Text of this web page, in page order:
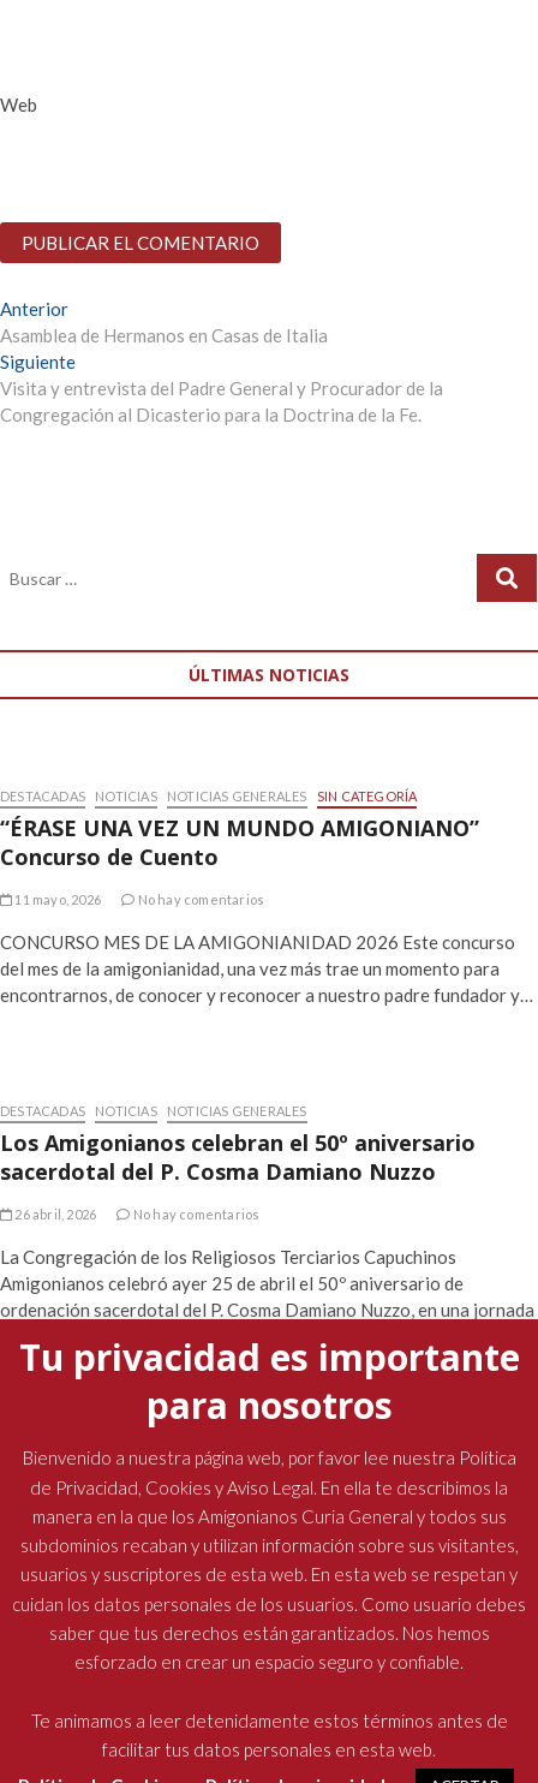
Web
Anterior
Asamblea de Hermanos en Casas de Italia
Siguiente
Visita y entrevista del Padre General y Procurador de la
Congregación al Dicasterio para la Doctrina de la Fe.
ÚLTIMAS NOTICIAS
DESTACADAS NOTICIAS NOTICIAS GENERALES SIN CATEGORÍA
“ÉRASE UNA VEZ UN MUNDO AMIGONIANO”
Concurso de Cuento
11 mayo, 2026 No hay comentarios
CONCURSO MES DE LA AMIGONIANIDAD 2026 Este concurso
del mes de la amigonianidad, una vez más trae un momento para
encontrarnos, de conocer y reconocer a nuestro padre fundador y…
DESTACADAS NOTICIAS NOTICIAS GENERALES
Los Amigonianos celebran el 50º aniversario
sacerdotal del P. Cosma Damiano Nuzzo
26 abril, 2026 No hay comentarios
La Congregación de los Religiosos Terciarios Capuchinos
Amigonianos celebró ayer 25 de abril el 50º aniversario de
ordenación sacerdotal del P. Cosma Damiano Nuzzo, en una jornada
La presencia del padre general marcó la Semana Santa
en las comunidades amigonianas
19 abril, 2026 No hay comentarios
Tu privacidad es importante
para nosotros
Bienvenido a nuestra página web, por favor lee nuestra Política
de Privacidad, Cookies y Aviso Legal. En ella te describimos la
manera en la que los Amigonianos Curia General y todos sus
subdominios recaban y utilizan información sobre sus visitantes,
usuarios y suscriptores de esta web. En esta web se respetan y
cuidan los datos personales de los usuarios. Como usuario debes
saber que tus derechos están garantizados. Nos hemos
esforzado en crear un espacio seguro y confiable.
Te animamos a leer detenidamente estos términos antes de
facilitar tus datos personales en esta web.